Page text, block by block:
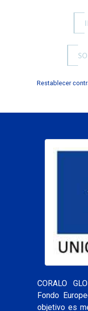
Restablecer
CORALO
Fondo
objetivo es